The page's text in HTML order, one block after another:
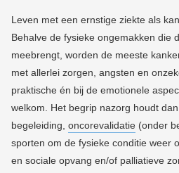
Leven met een ernstige ziekte als
Behalve de fysieke ongemakken die
meebrengt, worden de meeste
met allerlei zorgen, angsten en
praktische én bij de emotionele
welkom. Het begrip nazorg houdt
begeleiding, oncorevalidatie (onder
sporten om de fysieke conditie weer
en sociale opvang en/of palliatieve